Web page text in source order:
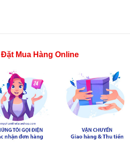
Mua Hàng Online